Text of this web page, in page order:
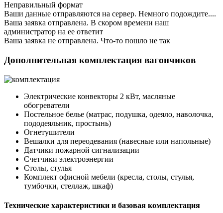
Неправильный формат
Ваши данные отправляются на сервер. Немного подождите....
Ваша заявка отправлена. В скором времени наш
администратор на ее ответит
Ваша заявка не отправлена. Что-то пошло не так
Дополнительная комплектация вагончиков
Электрические конвекторы 2 кВт, масляные
обогреватели
Постельное белье (матрас, подушка, одеяло, наволочка,
пододеяльник, простынь)
Огнетушители
Вешалки для переодевания (навесные или напольные)
Датчики пожарной сигнализации
Счетчики электроэнергии
Столы, стулья
Комплект офисной мебели (кресла, столы, стулья,
тумбочки, стеллаж, шкаф)
Технические характеристики и базовая комплектация